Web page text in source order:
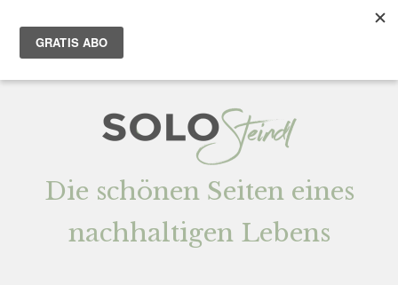
Team AGENTUR
Die schönen Seiten eines
nachhaltigen Lebens